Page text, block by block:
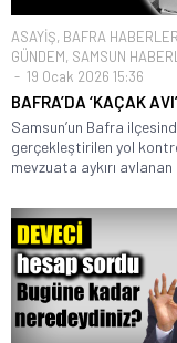
ASAYİŞ, BAFRA
GÜNDEM, SAMSUN
19 Ocak 2026 15:36
BAFRA’DA ‘KAÇAK AVI’
Samsun’un Bafra
gerçekleştirilen yol
mevzuata aykırı avlanan